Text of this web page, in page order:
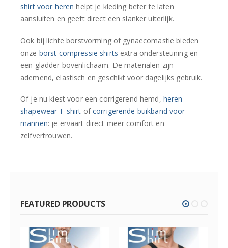
shirt voor heren helpt je kleding beter te laten
aansluiten en geeft direct een slanker uiterlijk.
Ook bij lichte borstvorming of gynaecomastie bieden
onze borst compressie shirts extra ondersteuning en
een gladder bovenlichaam. De materialen zijn
ademend, elastisch en geschikt voor dagelijks gebruik.
Of je nu kiest voor een corrigerend hemd, heren
shapewear T-shirt ofcorrigerende buikband voor
mannen: je ervaart direct meer comfort en
zelfvertrouwen.
FEATURED PRODUCTS